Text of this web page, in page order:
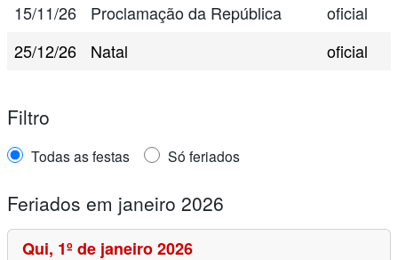
15/11/26
Proclamação da República
oficial
25/12/26
Natal oficial
Filtro
Todas as festas Só feriados
Feriados em janeiro 2026
Qui, 1º de janeiro 2026